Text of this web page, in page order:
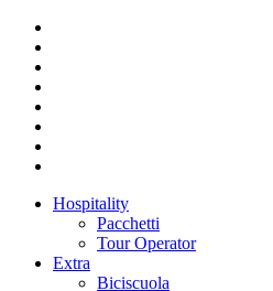
Hospitality
Pacchetti
Tour Operator
Extra
Biciscuola